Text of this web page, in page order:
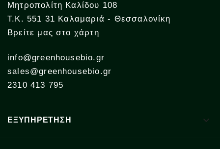
Μητροπολίτη Καλίδου 108
Τ.Κ. 551 31 Καλαμαριά - Θεσσαλονίκη
Βρείτε μας στο χάρτη
info@greenhousebio.gr
sales@greenhousebio.gr
2310 413 795
ΕΞΥΠΗΡΕΤΗΣΗ 